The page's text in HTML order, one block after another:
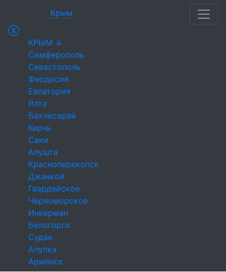
Крым
Ⓧ
КРЫМ ↓
Симферополь
Севастополь
Феодосия
Евпатория
Ялта
Бахчисарай
Керчь
Саки
Алушта
Красноперекопск
Джанкой
Гвардейское
Черноморское
Инкерман
Белогорск
Судак
Алупка
Армянск